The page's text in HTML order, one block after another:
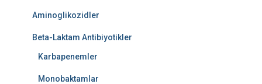
Aminoglikozidler
Beta-Laktam Antibiyotikler
Karbapenemler
Monobaktamlar